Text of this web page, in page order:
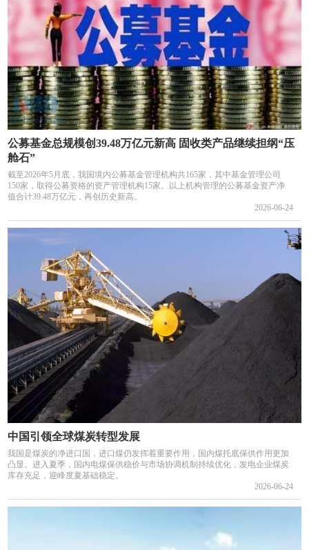
公募基金总规模创39.48万亿元新高 固收类产品继续担纲“压
舱石”
截至2026年5月底，我国境内公募基金管理机构共165家，其中基金管理公司
150家，取得公募资格的资产管理机构15家。以上机构管理的公募基金资产净
值合计39.48万亿元，再创历史新高。
2026-06-24
中国引领全球煤炭转型发展
我国是煤炭的净进口国，进口煤仍发挥着重要作用，国内煤托底保供作用更加
凸显。进入夏季，国内电煤保供稳价与市场协调机制持续优化，发电企业煤炭
库存充足，迎峰度夏基础稳定。
2026-06-24